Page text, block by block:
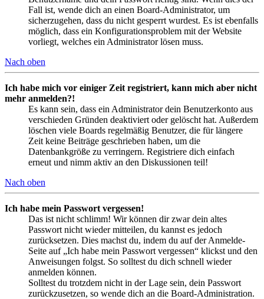
Fall ist, wende dich an einen Board-Administrator, um
sicherzugehen, dass du nicht gesperrt wurdest. Es ist ebenfalls
möglich, dass ein Konfigurationsproblem mit der Website
vorliegt, welches ein Administrator lösen muss.
Nach oben
Ich habe mich vor einiger Zeit registriert, kann mich aber nicht
mehr anmelden?!
Es kann sein, dass ein Administrator dein Benutzerkonto aus
verschieden Gründen deaktiviert oder gelöscht hat. Außerdem
löschen viele Boards regelmäßig Benutzer, die für längere
Zeit keine Beiträge geschrieben haben, um die
Datenbankgröße zu verringern. Registriere dich einfach
erneut und nimm aktiv an den Diskussionen teil!
Nach oben
Ich habe mein Passwort vergessen!
Das ist nicht schlimm! Wir können dir zwar dein altes
Passwort nicht wieder mitteilen, du kannst es jedoch
zurücksetzen. Dies machst du, indem du auf der Anmelde-
Seite auf „Ich habe mein Passwort vergessen“ klickst und den
Anweisungen folgst. So solltest du dich schnell wieder
anmelden können.
Solltest du trotzdem nicht in der Lage sein, dein Passwort
zurückzusetzen, so wende dich an die Board-Administration.